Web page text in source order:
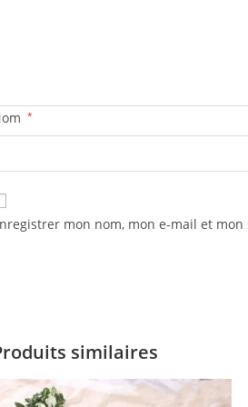
*
mon nom, mon e-mail et
similaires